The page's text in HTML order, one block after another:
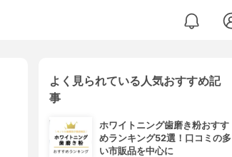
よく見られている人気おすすめ記
事
ホワイトニング歯磨き粉おすす
めランキング52選！口コミの多
い市販品を中心に